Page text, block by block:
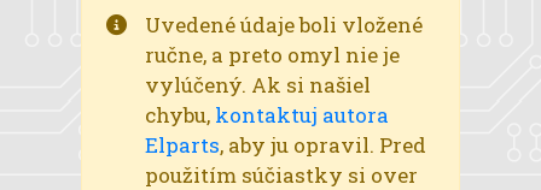
Uvedené údaje boli vložené
ručne, a preto omyl nie je
vylúčený. Ak si našiel
chybu, kontaktuj autora
Elparts, aby ju opravil. Pred
použitím súčiastky si over